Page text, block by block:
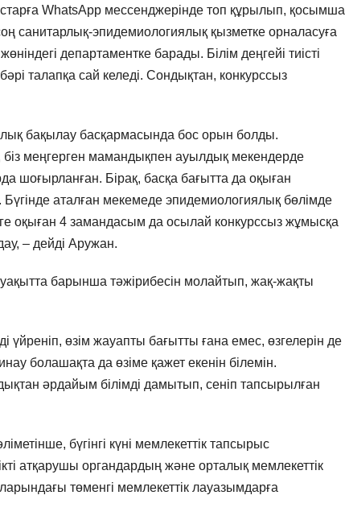
WhatsApp мессенджерінде топ құрылып, қосымша
санитарлық-эпидемиологиялық қызметке орналасуға
департаментке барады. Білім деңгейі тиісті
талапқа сай келеді. Сондықтан, конкурссыз
бақылау басқармасында бос орын болды.
меңгерген мамандықпен ауылдық мекендерде
шоғырланған. Бірақ, басқа бағытта да оқыған
Бүгінде аталған мекемеде эпидемиологиялық бөлімде
оқыған 4 замандасым да осылай конкурссыз жұмысқа
– дейді Аружан.
барынша тәжірибесін молайтып, жақ-жақты
үйреніп, өзім жауапты бағытты ғана емес, өзгелерін де
болашақта да өзіме қажет екенін білемін.
әрдайым білімді дамытып, сеніп тапсырылған
бүгінгі күні мемлекеттік тапсырыс
атқарушы органдардың және орталық мемлекеттік
төменгі мемлекеттік лауазымдарға